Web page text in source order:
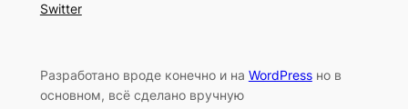
Switter
Разработано вроде конечно и на WordPressно в
основном, всё сделано вручную